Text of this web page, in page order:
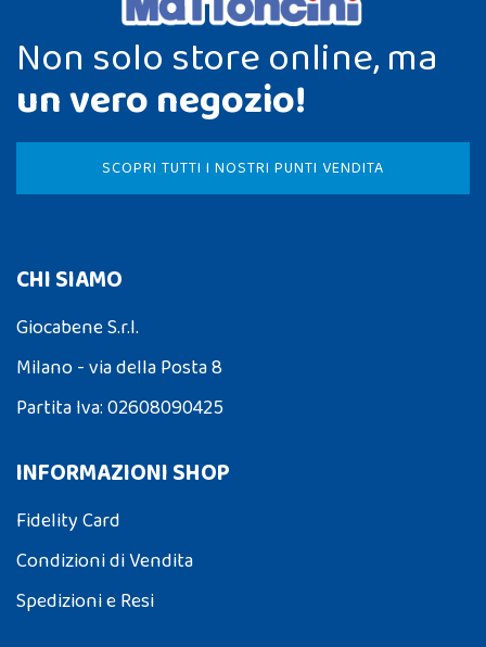
Non solo store online, ma
un vero negozio!
SCOPRI TUTTI I NOSTRI PUNTI VENDITA
CHI SIAMO
Giocabene S.r.l.
Milano - via della Posta 8
Partita Iva: 02608090425
INFORMAZIONI SHOP
Fidelity Card
Condizioni di Vendita
Spedizioni e Resi